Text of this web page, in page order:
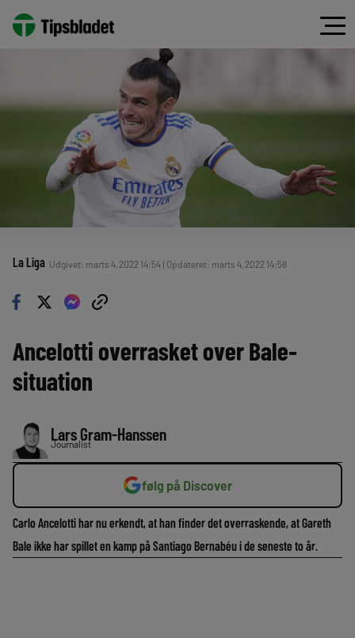
La Liga Udgivet: marts 4, 2022 14:54 | Opdateret: marts 4, 2022 14:58
Ancelotti overrasket over Bale-
situation
Lars Gram-Hanssen
Journalist
følg på Discover
Carlo Ancelotti har nu erkendt, at han finder det overraskende, at Gareth
Bale ikke har spillet en kamp på Santiago Bernabéu i de seneste to år.